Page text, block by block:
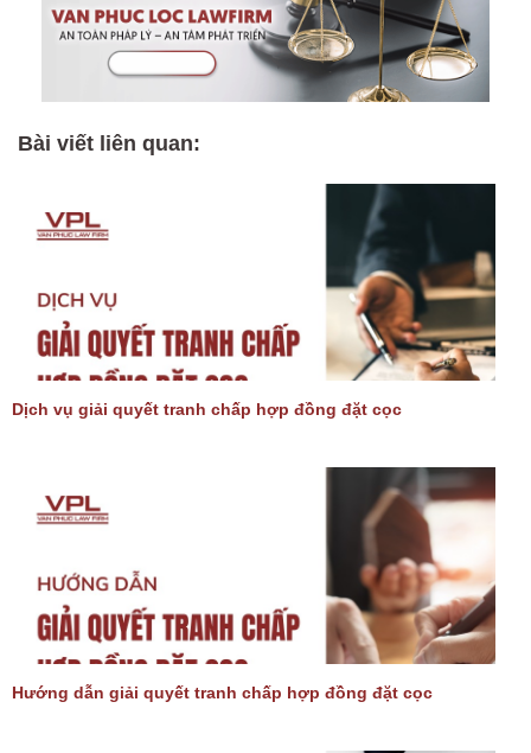
Bài viết liên quan:
Dịch vụ giải quyết tranh chấp hợp đồng đặt cọc
Hướng dẫn giải quyết tranh chấp hợp đồng đặt cọc